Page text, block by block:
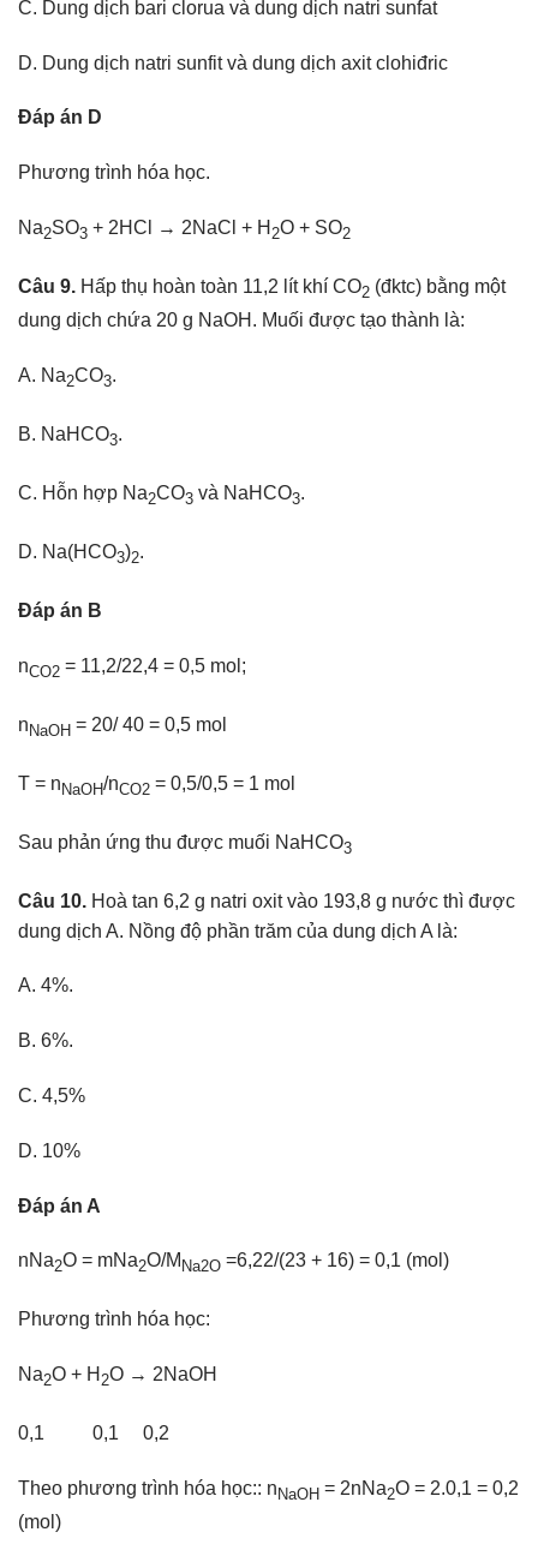
C. Dung dịch bari clorua và dung dịch natri sunfat
D. Dung dịch natri sunfit và dung dịch axit clohiđric
Đáp án D
Phương trình hóa học.
Na2SO3 + 2HCl → 2NaCl + H 2O + SO2
Câu 9. Hấp thụ hoàn toàn 11,2 lít khí CO2 (đktc) bằng một
dung dịch chứa 20 g NaOH. Muối được tạo thành là:
A. Na2CO3.
B. NaHCO3.
C. Hỗn hợp Na2CO3 và NaHCO3.
D. Na(HCO3)2.
Đáp án B
nCO2 = 11,2/22,4 = 0,5 mol;
n NaOH = 20/ 40 = 0,5 mol
T = n NaOH/nCO2 = 0,5/0,5 = 1 mol
Sau phản ứng thu được muối NaHCO3
Câu 10. Hoà tan 6,2 g natri oxit vào 193,8 g nước thì được
dung dịch A. Nồng độ phần trăm của dung dịch A là:
A. 4%.
B. 6%.
C. 4,5%
D. 10%
Đáp án A
nNa2O = mNa2O/M Na2O =6,22/(23 + 16) = 0,1 (mol)
Phương trình hóa học:
Na2O + H 2O → 2NaOH
0,1 0,1 0,2
Theo phương trình hóa học:: n NaOH = 2nNa2O = 2.0,1 = 0,2
(mol)